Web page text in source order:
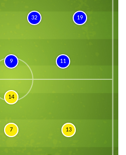
32 19
9 11
13
7
14